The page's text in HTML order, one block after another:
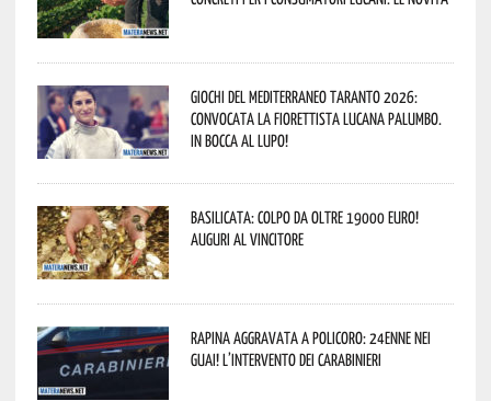
Giochi del Mediterraneo Taranto 2026:
convocata la fiorettista lucana Palumbo.
In bocca al lupo!
Basilicata: colpo da oltre 19000 Euro!
Auguri al vincitore
Rapina aggravata a Policoro: 24enne nei
guai! L’intervento dei Carabinieri